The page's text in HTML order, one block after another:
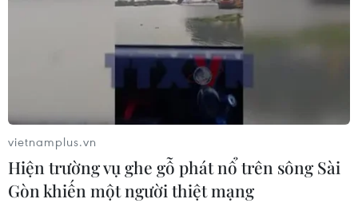
vietnamplus.vn
Hiện trường vụ ghe gỗ phát nổ trên sông Sài
Gòn khiến một người thiệt mạng